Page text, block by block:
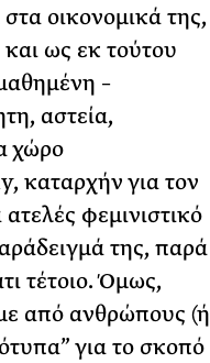
οικονομικά της,
και ως εκ τούτου
–
αστεία,
χώρο
καταρχήν για τον
φεμινιστικό
της, παρά
τέτοιο. Όμως,
από ανθρώπους (ή
για το σκοπό